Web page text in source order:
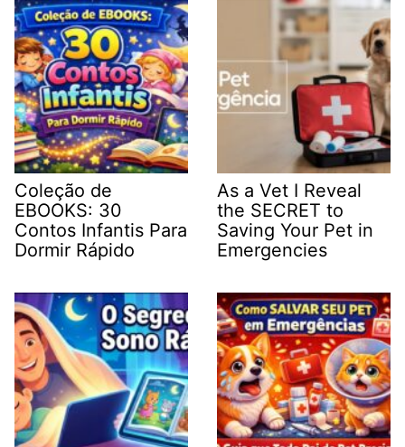
Coleção de
EBOOKS: 30
Contos Infantis Para
Dormir Rápido
As a Vet I Reveal
the SECRET to
Saving Your Pet in
Emergencies